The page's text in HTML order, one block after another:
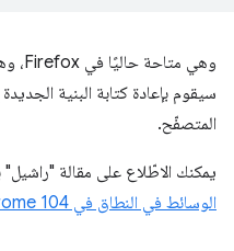
وهي متاحة حاليًا في Firefox، وهناك
سيقوم بإعادة كتابة البنية
المتصفّح.
يمكنك الاطّلاع على مقالة "راشيل"
الوسائط في النطاق في Chrome 104